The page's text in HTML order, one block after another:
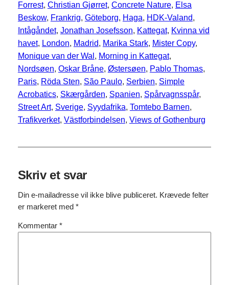
Forrest, Christian Gjørret, Concrete Nature, Elsa
Beskow, Frankrig, Göteborg, Haga, HDK-Valand
Intågåndet, Jonathan Josefsson, Kattegat, Kvinna vid
havet, London, Madrid, Marika Stark, Mister Copy
Monique van der Wal , Morning in Kattegat
Nordsøen, Oskar Bråne, Østersøen, Pablo Thomas
Paris, Röda Sten, São Paulo, Serbien, Simple
Acrobatics, Skærgården, Spanien, Spårvagnsspår
Street Art, Sverige, Syydafrika, Tomtebo Barnen
Trafikverket, Västforbindelsen, Views of Gothenburg
Skriv et svar
Din e-mailadresse vil ikke blive publiceret. Krævede felter
er markeret med *
Kommentar *